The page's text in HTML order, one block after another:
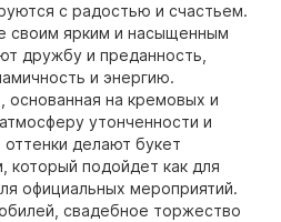
с радостью и счастьем.
своим ярким и насыщенным
дружбу и преданность,
и энергию.
основанная на кремовых и
утонченности и
делают букет
который подойдет как для
официальных мероприятий.
свадебное торжество